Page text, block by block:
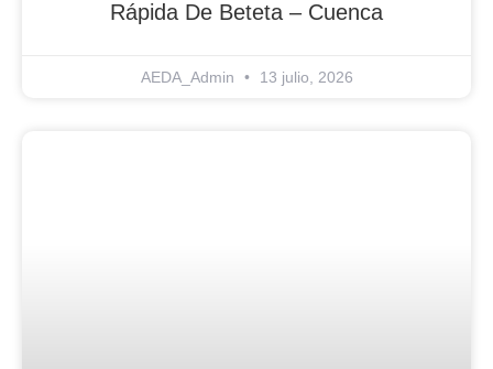
Rápida De Beteta – Cuenca
AEDA_Admin 13 julio, 2026